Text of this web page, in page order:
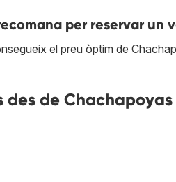
per reservar un
el preu òptim de
des de